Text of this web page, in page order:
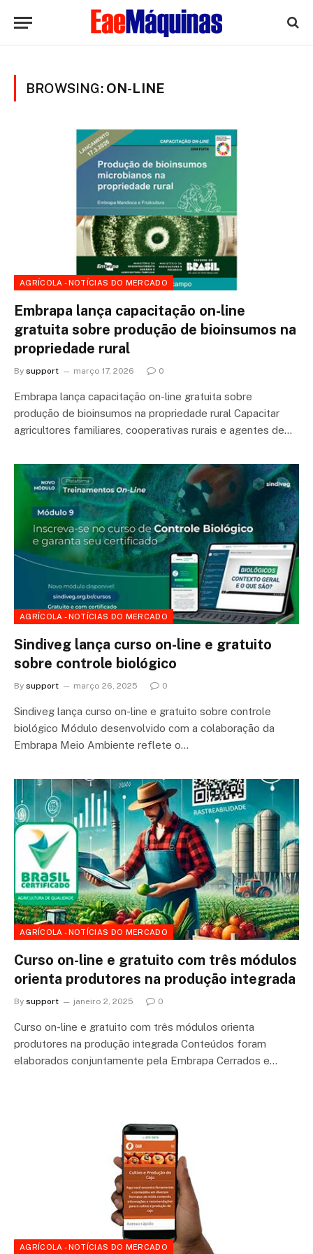
BROWSING: ON-LINE
AGRÍCOLA - NOTÍCIAS DO MERCADO
Embrapa lança capacitação on-line
gratuita sobre produção de bioinsumos na
propriedade rural
By support março 17, 2026 0
Embrapa lança capacitação on-line gratuita sobre
produção de bioinsumos na propriedade rural Capacitar
agricultores familiares, cooperativas rurais e agentes de…
AGRÍCOLA - NOTÍCIAS DO MERCADO
Sindiveg lança curso on-line e gratuito
sobre controle biológico
By support março 26, 2025 0
Sindiveg lança curso on-line e gratuito sobre controle
biológico Módulo desenvolvido com a colaboração da
Embrapa Meio Ambiente reflete o…
AGRÍCOLA - NOTÍCIAS DO MERCADO
Curso on-line e gratuito com três módulos
orienta produtores na produção integrada
By support janeiro 2, 2025 0
Curso on-line e gratuito com três módulos orienta
produtores na produção integrada Conteúdos foram
elaborados conjuntamente pela Embrapa Cerrados e…
AGRÍCOLA - NOTÍCIAS DO MERCADO